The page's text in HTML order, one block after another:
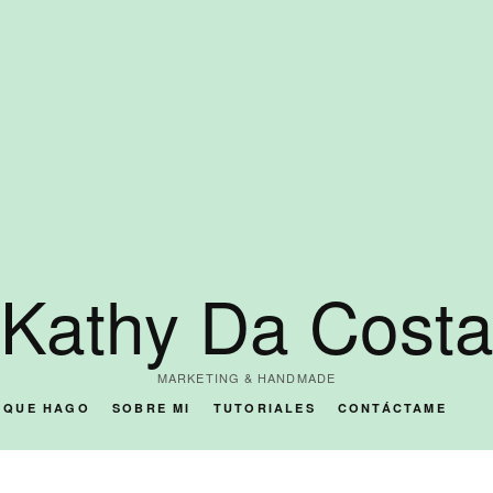
Kathy Da Costa
MARKETING & HANDMADE
HAGO SOBRE MI TUTORIALES CONTÁCTAME